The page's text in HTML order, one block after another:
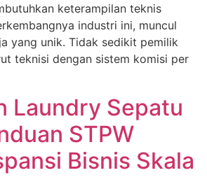
keterampilan teknis
industri ini, muncul
yang unik. Tidak sedikit pemilik
teknisi dengan sistem komisi per
Laundry Sepatu
STPW
Bisnis Skala